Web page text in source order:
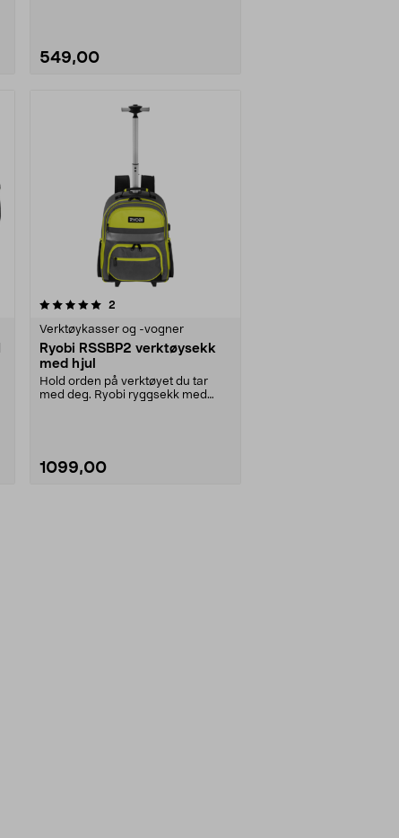
549,00
2
Verktøykasser og -vogner
Ryobi RSSBP2 verktøysekk
med hjul
Hold orden på verktøyet du tar
med deg. Ryobi ryggsekk med
1099,00